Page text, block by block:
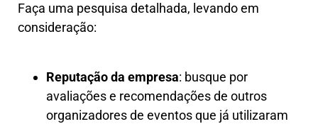
Faça uma pesquisa detalhada, levando em
consideração:
Reputação da empresa: busque por
avaliações e recomendações de outros
organizadores de eventos que já utilizaram